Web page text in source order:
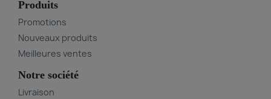
Produits
Promotions
Nouveaux produits
Meilleures ventes
Notre société
Livraison